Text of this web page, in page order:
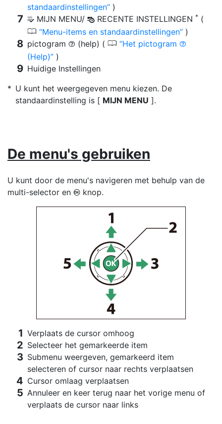
standaardinstellingen )
O MIJN MENU/ m RECENTE INSTELLINGEN * (
0 Menu-items en standaardinstellingen )
pictogram d (help) ( 0 Het pictogram d
(Help)
)
Huidige Instellingen
U kunt het weergegeven menu kiezen. De
standaardinstelling is [ MIJN MENU ].
De menu's gebruiken
U kunt door de menu's navigeren met behulp van de
multi-selector en J knop.
Verplaats de cursor omhoog
Selecteer het gemarkeerde item
Submenu weergeven, gemarkeerd item
selecteren of cursor naar rechts verplaatsen
Cursor omlaag verplaatsen
Annuleer en keer terug naar het vorige menu of
verplaats de cursor naar links